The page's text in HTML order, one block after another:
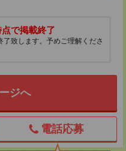
で掲載終了
致します。予めご理解くださ
ジへ
電話応募